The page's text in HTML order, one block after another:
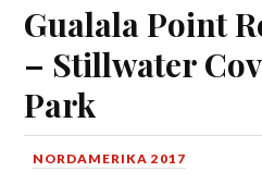
Gualala Point
– Stillwater
Park
NORDAMERIKA 2017